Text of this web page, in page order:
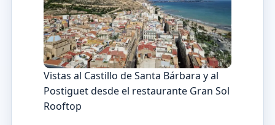
Vistas al Castillo de Santa Bárbara y al
Postiguet desde el restaurante Gran Sol
Rooftop